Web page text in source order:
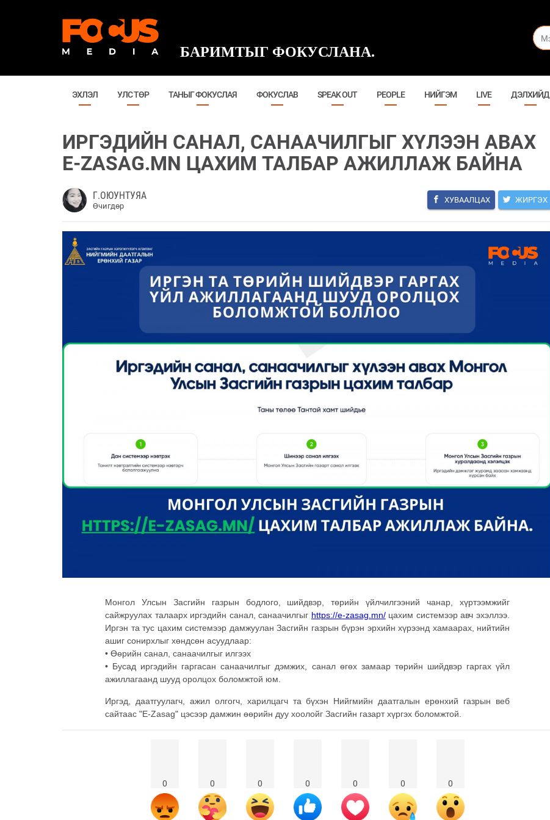
БАРИМТЫГ ФОКУСЛАНА.
ЭХЛЭЛ УЛС ТӨР ТАНЫГ ФОКУСЛАЯ ФОКУСЛАВ SPEAK OUT PEOPLE НИЙГЭМ LIVE ДЭЛХИЙД
ИРГЭДИЙН САНАЛ, САНААЧИЛГЫГ ХҮЛЭЭН АВАХ
E-ZASAG.MN ЦАХИМ ТАЛБАР АЖИЛЛАЖ БАЙНА
Г.ОЮУНТУЯА
Өчигдөр
ХУВААЛЦАХ ЖИРГЭХ
Монгол Улсын Засгийн газрын бодлого, шийдвэр, төрийн үйлчилгээний чанар, хүртээмжийг
сайжруулах талаарх иргэдийн санал, санаачилгыг https://e-zasag.mn/цахим системээр авч эхэллээ.
Иргэн та тус цахим системээр дамжуулан Засгийн газрын бүрэн эрхийн хүрээнд хамаарах, нийтийн
ашиг сонирхлыг хөндсөн асуудлаар:
• Өөрийн санал, санаачилгыг илгээх
• Бусад иргэдийн гаргасан санаачилгыг дэмжих, санал өгөх замаар төрийн шийдвэр гаргах үйл
ажиллагаанд шууд оролцох боломжтой юм.
Иргэд, даатгуулагч, ажил олгогч, харилцагч та бүхэн Нийгмийн даатгалын ерөнхий газрын веб
сайтаас "E-Zasag" цэсээр дамжин өөрийн дуу хоолойг Засгийн газарт хүргэх боломжтой.
0 0 0 0 0 0 0